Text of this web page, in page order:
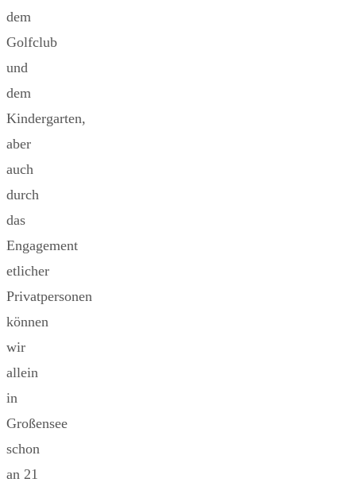
dem
Golfclub
und
dem
Kindergarten,
aber
auch
durch
das
Engagement
etlicher
Privatpersonen
können
wir
allein
in
Großensee
schon
an 21